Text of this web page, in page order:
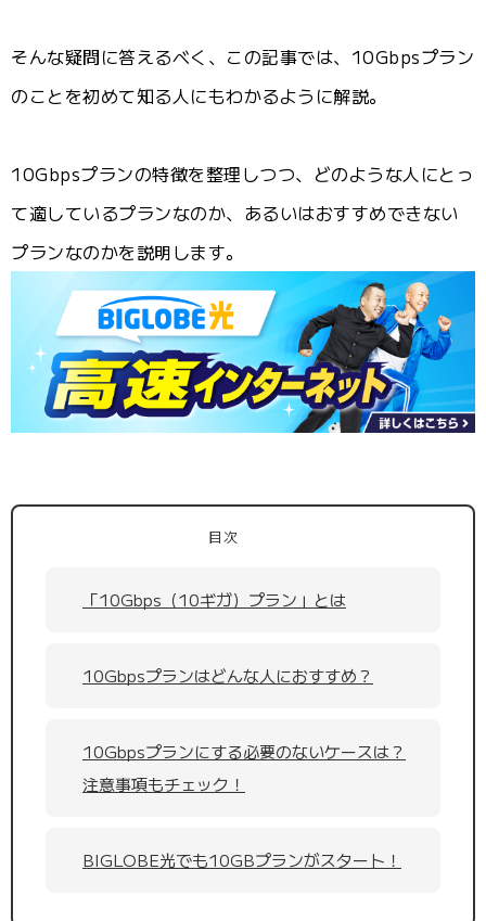
そんな疑問に答えるべく、この記事では、10Gbpsプラン
のことを初めて知る人にもわかるように解説。
10Gbpsプランの特徴を整理しつつ、どのような人にとっ
て適しているプランなのか、あるいはおすすめできない
プランなのかを説明します。
目次
「10Gbps（10ギガ）プラン」とは
10Gbpsプランはどんな人におすすめ？
10Gbpsプランにする必要のないケースは？
注意事項もチェック！
BIGLOBE光でも10GBプランがスタート！